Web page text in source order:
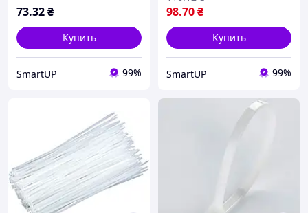
APRO
73.32₴
Купить
SmartUP 99%
98.70₴
Купить
SmartUP 99%